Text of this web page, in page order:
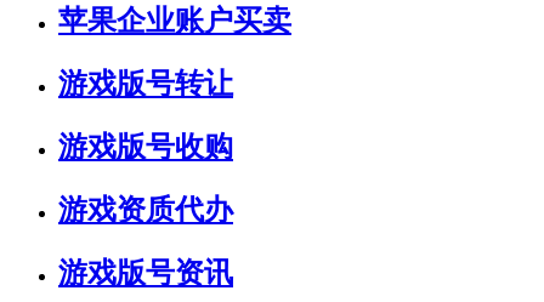
苹果企业账户买卖
游戏版号转让
游戏版号收购
游戏资质代办
游戏版号资讯